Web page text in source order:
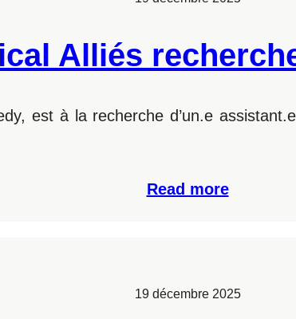
Alliés
est à la recherche d’un.e
Read more
19 décembre 2025